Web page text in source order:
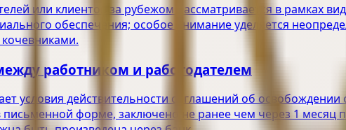
или клиентов за рубежом рассматривается в рамках
обеспечения; особое внимание уделяется
работником и работодателем
условия действительности соглашений об
форме, заключено не ранее чем через 1 месяц